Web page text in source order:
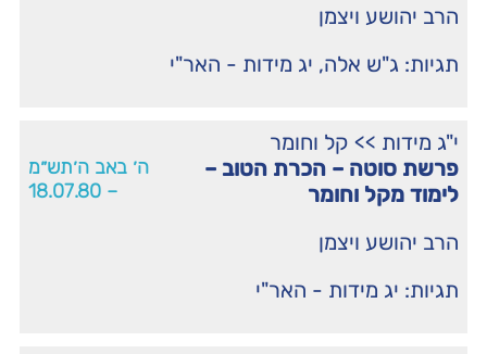
הרב יהושע ויצמן
תגיות: ג"ש אלה, יג מידות - האר"י
י"ג מידות >> קל וחומר
פרשת סוטה – הכרת הטוב –
לימוד מקל וחומר
הרב יהושע ויצמן
תגיות: יג מידות - האר"י
ה׳ באב ה׳תש״מ
– 18.07.80